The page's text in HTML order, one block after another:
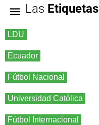
Las Etiquetas
LDU
Ecuador
Fútbol Nacional
Universidad Católica
Fútbol Internacional